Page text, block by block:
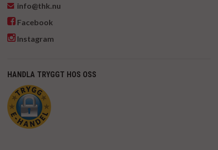
info@thk.nu
Facebook
Instagram
HANDLA TRYGGT HOS OSS